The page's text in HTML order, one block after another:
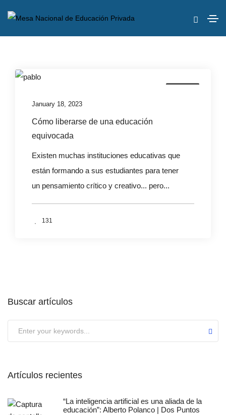
January 18, 2023
Cómo liberarse de una educación
equivocada
Existen muchas instituciones educativas que
están formando a sus estudiantes para tener
un pensamiento crítico y creativo... pero...
131
Buscar artículos
Artículos recientes
“La inteligencia artificial es una aliada de la
educación”: Alberto Polanco | Dos Puntos